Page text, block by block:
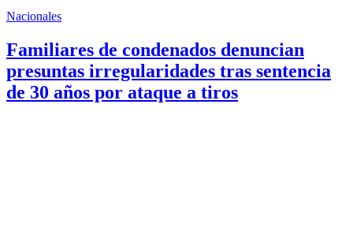
Nacionales
Familiares de condenados denuncian
presuntas irregularidades tras sentencia
de 30 años por ataque a tiros